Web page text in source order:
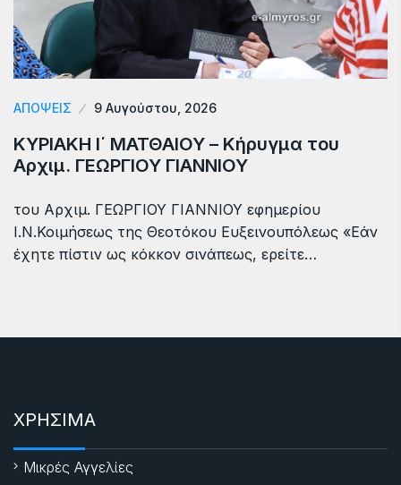
ΑΠΟΨΕΙΣ 9 Αυγούστου, 2026
ΚΥΡΙΑΚΗ Ι΄ ΜΑΤΘΑΙΟΥ – Κήρυγμα του
Αρχιμ. ΓΕΩΡΓΙΟΥ ΓΙΑΝΝΙΟΥ
του Αρχιμ. ΓΕΩΡΓΙΟΥ ΓΙΑΝΝΙΟΥ εφημερίου
Ι.Ν.Κοιμήσεως της Θεοτόκου Ευξεινουπόλεως «Εάν
έχητε πίστιν ως κόκκον σινάπεως, ερείτε…
ΧΡΗΣΙΜΑ
Μικρές Αγγελίες